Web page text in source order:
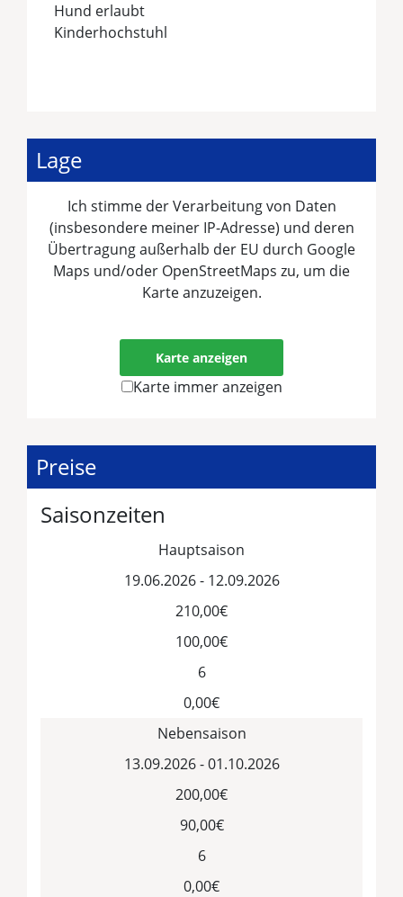
Hund erlaubt
Kinderhochstuhl
Lage
Ich stimme der Verarbeitung von Daten
(insbesondere meiner IP-Adresse) und deren
Übertragung außerhalb der EU durch Google
Maps und/oder OpenStreetMaps zu, um die
Karte anzuzeigen.
Karte anzeigen
Karte immer anzeigen
Preise
Saisonzeiten
Hauptsaison
19.06.2026 - 12.09.2026
210,00€
100,00€
6
0,00€
Nebensaison
13.09.2026 - 01.10.2026
200,00€
90,00€
6
0,00€